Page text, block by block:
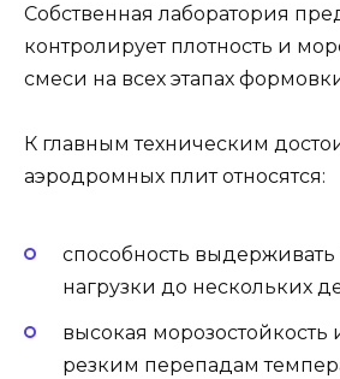
Собственная лаборатория
контролирует плотность и
смеси на всех этапах
К главным техническим
аэродромных плит относятся:
способность
нагрузки до нескольких
высокая морозостойкость
резким перепадам